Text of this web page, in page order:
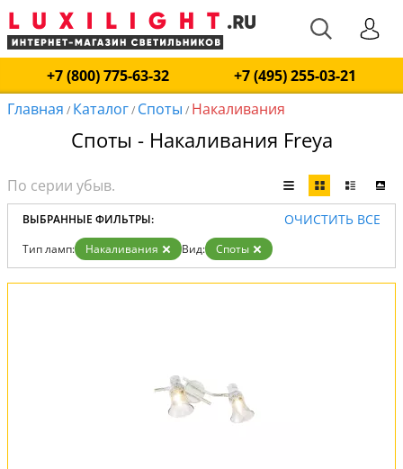
+7 (800) 775-63-32
+7 (495) 255-03-21
Главная / Каталог/ Споты / Накаливания
Споты - Накаливания Freya
ВЫБРАННЫЕ ФИЛЬТРЫ: ОЧИСТИТЬ ВСЕ
Тип ламп: Накаливания Вид: Споты